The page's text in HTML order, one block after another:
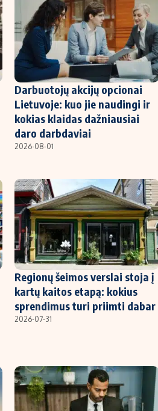
Darbuotojų akcijų opcionai
Lietuvoje: kuo jie naudingi ir
kokias klaidas dažniausiai
daro darbdaviai
2026-08-01
Regionų šeimos verslai stoja į
kartų kaitos etapą: kokius
sprendimus turi priimti dabar
2026-07-31